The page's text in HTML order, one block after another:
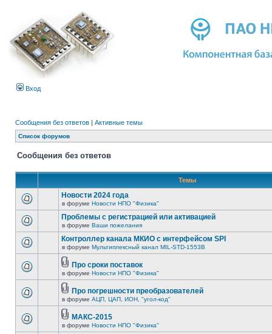
Вход
Сообщения без ответов | Активные темы
Список форумов
Сообщения без ответов
Темы
Новости 2024 года
в форуме Новости НПО "Физика"
Проблемы с регистрацией или активацией
в форуме Ваши пожелания
Контроллер канала МКИО с интерфейсом SPI
в форуме Мультиплексный канал MIL-STD-1553B
Про сроки поставок
в форуме Новости НПО "Физика"
Про погрешности преобразователей
в форуме АЦП, ЦАП, ИОН, "угол-код"
МАКС-2015
в форуме Новости НПО "Физика"